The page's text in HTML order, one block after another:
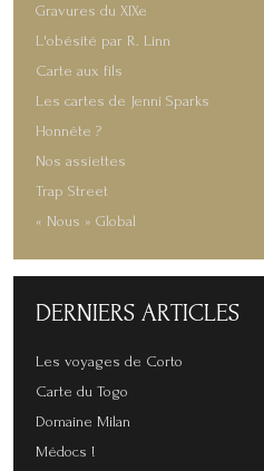
Gravures du XIXe
L'obésité par R. Linn
Carte aux fils
Les cartes de Jenni Sparks
Honnête ?
Nos assiettes
Trap Street
« Nous » Global
DERNIERS ARTICLES
Les voyages de Corto
Carte du Togo
Domaine Milan
Médocs !